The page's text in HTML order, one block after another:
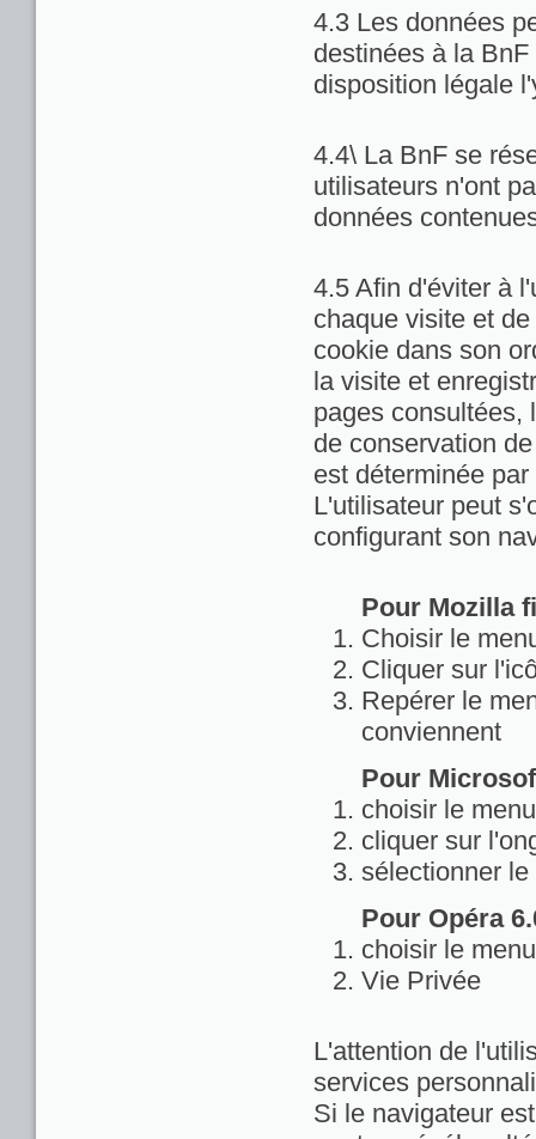
4.3 Les données
destinées à la
disposition légale
4.4\ La BnF se
utilisateurs n'ont
données
4.5 Afin d'éviter à
chaque visite et
cookie dans son
la visite et
pages consultées,
de conservation
est déterminée
L'utilisateur peut
configurant son
Pour Mozilla
Choisir le
Cliquer sur
Repérer le
conviennent
Pour
choisir le
cliquer sur
sélectionner
Pour Opéra
choisir le
Vie Privée
L'attention de
services
Si le navigateur